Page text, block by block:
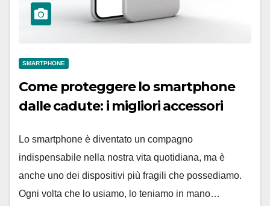
SMARTPHONE
Come proteggere lo smartphone
dalle cadute: i migliori accessori
Lo smartphone è diventato un compagno
indispensabile nella nostra vita quotidiana, ma è
anche uno dei dispositivi più fragili che possediamo.
Ogni volta che lo usiamo, lo teniamo in mano…